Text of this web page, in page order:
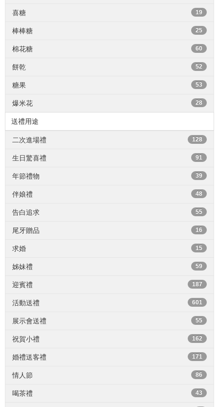
喜糖 19
棒棒糖 25
棉花糖 60
餅乾 52
糖果 53
爆米花 28
送禮用途
二次進場禮 128
生日驚喜禮 91
年節禮物 39
伴娘禮 48
告白追求 55
尾牙贈品 16
求婚 15
姊妹禮 59
迎賓禮 187
活動送禮 601
展示會送禮 55
祝賀小禮 162
婚禮送客禮 171
情人節 86
喝茶禮 43